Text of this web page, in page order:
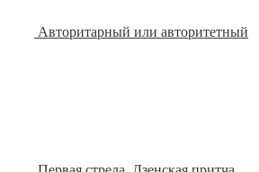
Авторитарный или авторитетный